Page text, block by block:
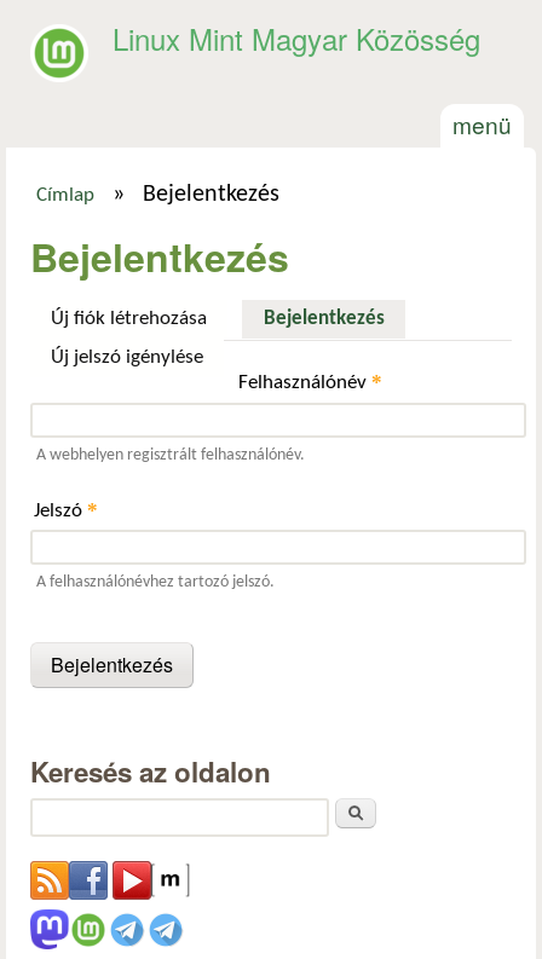
Linux Mint Magyar Közösség
menü
Címlap » Bejelentkezés
Bejelentkezés
Új fiók létrehozása Bejelentkezés(aktív fül)
Új jelszó igénylése
Felhasználónév*
A webhelyen regisztrált felhasználónév.
Jelszó *
A felhasználónévhez tartozó jelszó.
Keresés az oldalon